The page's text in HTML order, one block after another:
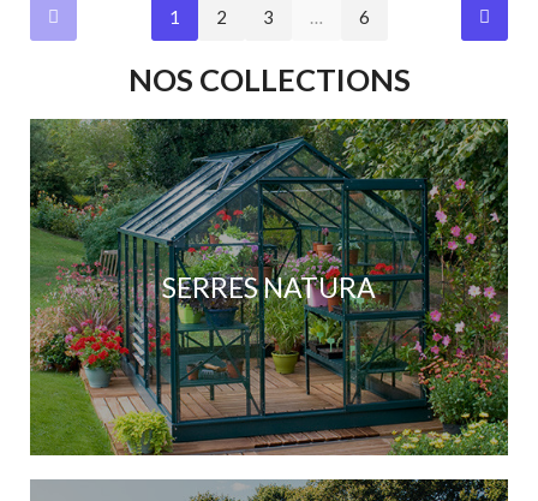
1 2 3 … 6
NOS COLLECTIONS
SERRES NATURA